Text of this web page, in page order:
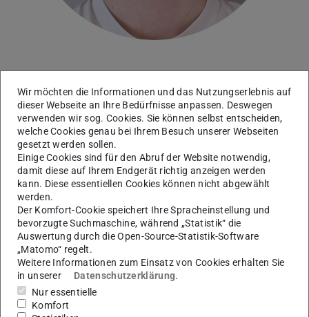
Arbeitsgebiet(e)
Isogeometric Analysis for Electrical Machines
Kontakt
devin.balian@tu-...
+49 6151 16-24384
S2|17 41
Schloßgartenstr. 8
64289 Darmstadt
Wir möchten die Informationen und das Nutzungserlebnis auf
dieser Webseite an Ihre Bedürfnisse anpassen. Deswegen
verwenden wir sog. Cookies. Sie können selbst entscheiden,
welche Cookies genau bei Ihrem Besuch unserer Webseiten
gesetzt werden sollen.
Einige Cookies sind für den Abruf der Website notwendig,
damit diese auf Ihrem Endgerät richtig anzeigen werden
kann. Diese essentiellen Cookies können nicht abgewählt
werden.
Der Komfort-Cookie speichert Ihre Spracheinstellung und
bevorzugte Suchmaschine, während „Statistik“ die
Auswertung durch die Open-Source-Statistik-Software
„Matomo“ regelt.
Weitere Informationen zum Einsatz von Cookies erhalten Sie
in unserer
Datenschutzerklärung.
Nur essentielle
Komfort